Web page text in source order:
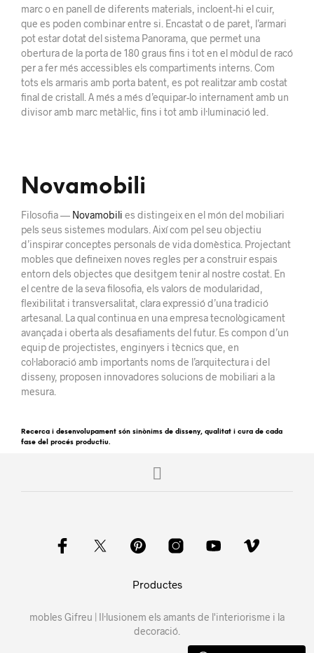
marc o en panell de diferents materials, incloent-hi el cuir,
que es poden combinar entre si. Encastat o de paret, l’armari
pot estar dotat del sistema Panorama, que permet una
obertura de la porta de 180 graus fins i tot en el mòdul de racó
per a fer més accessibles els compartiments interns. Com
tots els armaris amb porta batent, es pot realitzar amb costat
final de cristall. A més a més d’equipar-lo internament amb un
divisor amb marc metàl·lic, fins i tot amb il·luminació led.
Novamobili
Filosofia — Novamobili es distingeix en el món del mobiliari
pels seus sistemes modulars. Així com pel seu objectiu
d’inspirar conceptes personals de vida domèstica. Projectant
mobles que defineixen noves regles per a construir espais
entorn dels objectes que desitgem tenir al nostre costat. En
el centre de la seva filosofia, els valors de modularidad,
flexibilitat i transversalitat, clara expressió d’una tradició
artesanal. La qual continua en una empresa tecnològicament
avançada i oberta als desafiaments del futur. Es compon d’un
equip de projectistes, enginyers i tècnics que, en
col·laboració amb importants noms de l’arquitectura i del
disseny, proposen innovadores solucions de mobiliari a la
mesura.
Recerca i desenvolupament són sinònims de disseny, qualitat i cura de cada
fase del procés productiu.
Productes
mobles Gifreu | Il·lusionem els amants de l'interiorisme i la
decoració.